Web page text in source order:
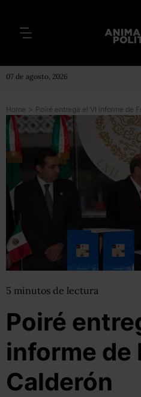
07 de agosto, 2026
Home >
5 minutos de lectura
Poiré
informe de
Calderón